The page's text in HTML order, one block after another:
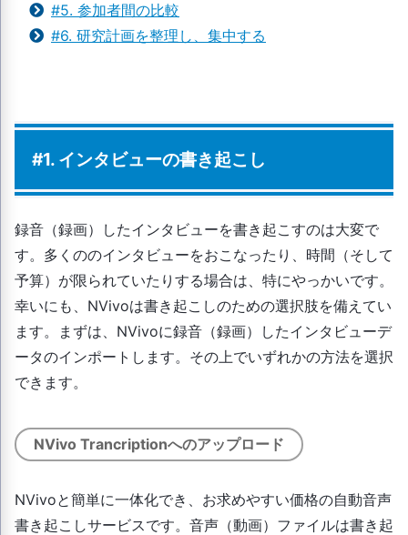
#5. 参加者間の比較
#6. 研究計画を整理し、集中する
#1. インタビューの書き起こし
録音（録画）したインタビューを書き起こすのは大変で
す。多くののインタビューをおこなったり、時間（そして
予算）が限られていたりする場合は、特にやっかいです。
幸いにも、NVivoは書き起こしのための選択肢を備えてい
ます。まずは、NVivoに録音（録画）したインタビューデ
ータのインポートします。その上でいずれかの方法を選択
できます。
NVivo Trancriptionへのアップロード
NVivoと簡単に一体化でき、お求めやすい価格の自動音声
書き起こしサービスです。音声（動画）ファイルは書き起